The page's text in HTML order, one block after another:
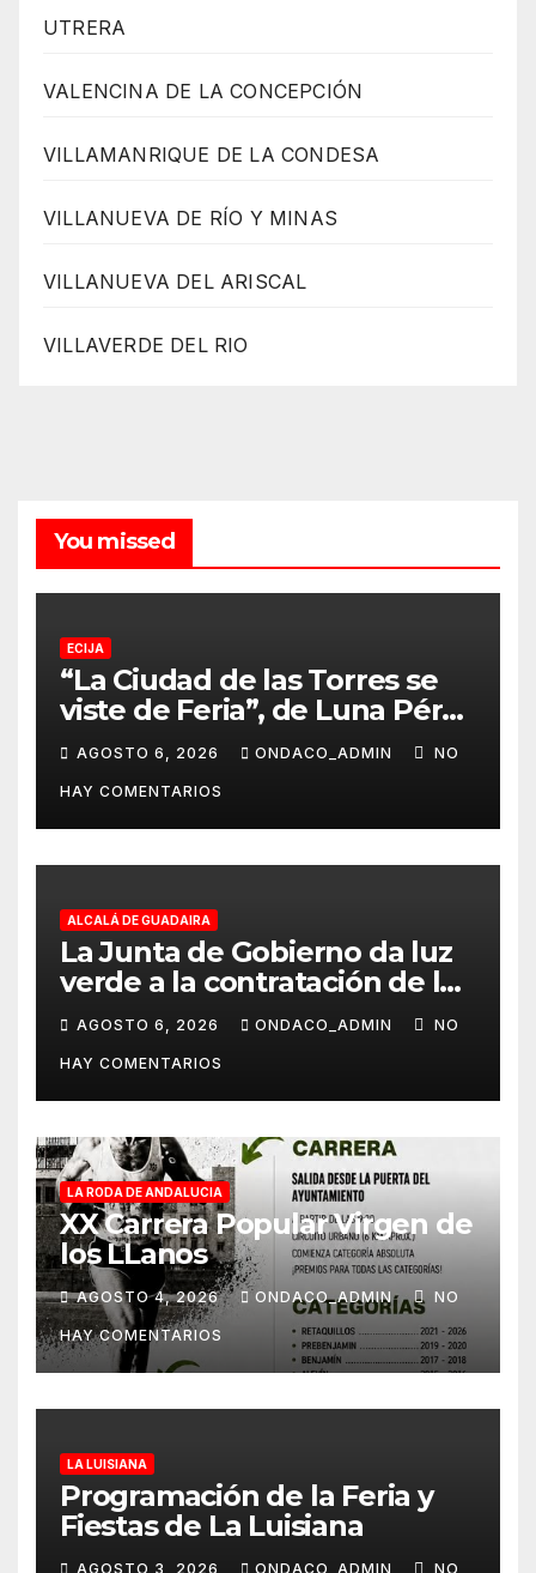
UTRERA
VALENCINA DE LA CONCEPCIÓN
VILLAMANRIQUE DE LA CONDESA
VILLANUEVA DE RÍO Y MINAS
VILLANUEVA DEL ARISCAL
VILLAVERDE DEL RIO
You missed
ECIJA
“La Ciudad de las Torres se
viste de Feria”, de Luna Pérez
Flores, cartel anunciador de
la Real Feria de Écija 2026
AGOSTO 6, 2026 ONDACO_ADMIN NO
HAY COMENTARIOS
ALCALÁ DE GUADAIRA
La Junta de Gobierno da luz
verde a la contratación de las
obras de ampliación del
Museo de Alcalá
AGOSTO 6, 2026 ONDACO_ADMIN NO
HAY COMENTARIOS
LA RODA DE ANDALUCIA
XX Carrera Popular Virgen de
los LLanos
AGOSTO 4, 2026 ONDACO_ADMIN NO
HAY COMENTARIOS
LA LUISIANA
Programación de la Feria y
Fiestas de La Luisiana
AGOSTO 3, 2026 ONDACO_ADMIN NO